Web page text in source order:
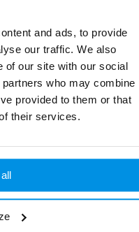
and ads, to provide
our traffic. We also
of our site with our social
who may combine
provided to them or that
their services.